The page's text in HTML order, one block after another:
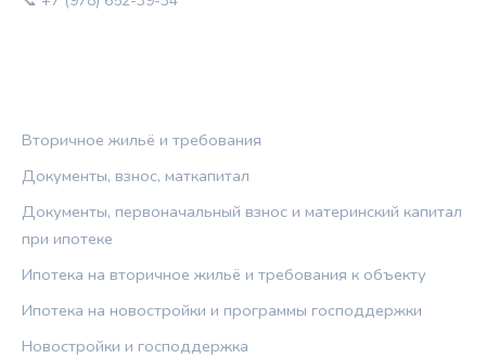
Вторичное жильё и требования
Документы, взнос, маткапитал
Документы, первоначальный взнос и материнский капитал
при ипотеке
Ипотека на вторичное жильё и требования к объекту
Ипотека на новостройки и программы господдержки
Новостройки и господдержка